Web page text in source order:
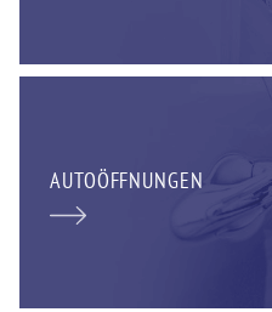
AUTOÖFFNUNGEN